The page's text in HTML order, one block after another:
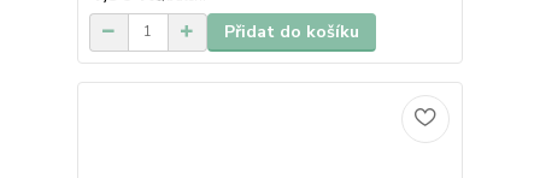
Přidat do košíku